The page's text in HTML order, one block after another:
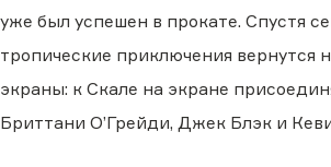
уже был успешен в прокате. Спустя
тропические приключения вернутся
экраны: к Скале на экране
Бриттани О’Грейди, Джек Блэк и